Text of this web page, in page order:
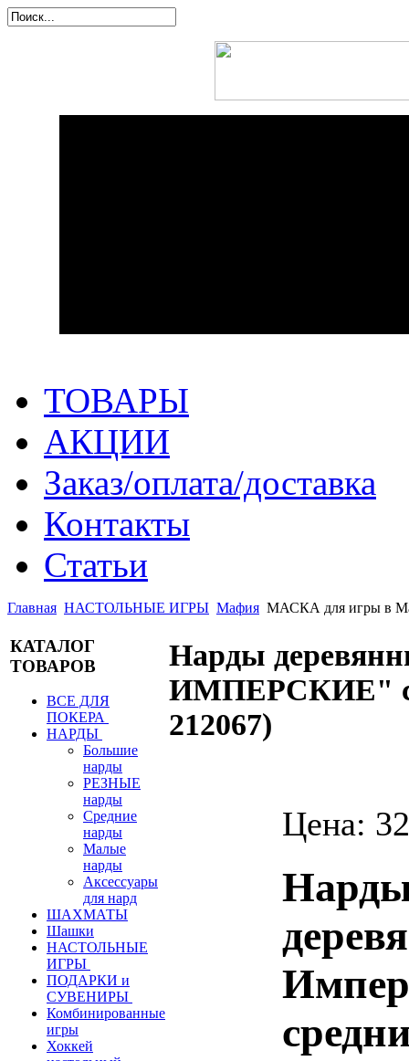
ТОВАРЫ
АКЦИИ
Заказ/оплата/доставка
Контакты
Статьи
Главная НАСТОЛЬНЫЕ ИГРЫ Мафия МАСКА для игры в
КАТАЛОГ
ТОВАРОВ
ВСЕ ДЛЯ
ПОКЕРА
НАРДЫ
Большие
нарды
РЕЗНЫЕ
нарды
Средние
нарды
Малые
нарды
Аксессуары
для нард
ШАХМАТЫ
Шашки
НАСТОЛЬНЫЕ
ИГРЫ
ПОДАРКИ и
СУВЕНИРЫ
Комбинированные
игры
Хоккей
Нарды
ИМПЕРСКИЕ" с
212067)
Цена: